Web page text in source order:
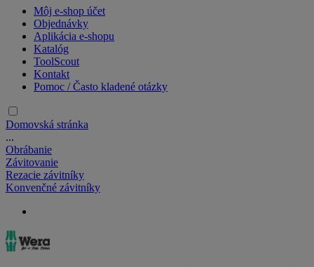
Môj e-shop účet
Objednávky
Aplikácia e-shopu
Katalóg
ToolScout
Kontakt
Pomoc / Často kladené otázky
Domovská stránka
...
Obrábanie
Závitovanie
Rezacie závitníky
Konvenčné závitníky